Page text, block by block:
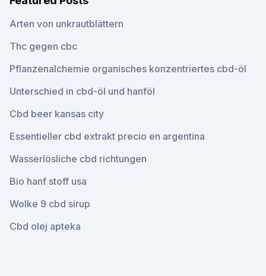
Arten von unkrautblättern
Thc gegen cbc
Pflanzenalchemie organisches konzentriertes cbd-öl
Unterschied in cbd-öl und hanföl
Cbd beer kansas city
Essentieller cbd extrakt precio en argentina
Wasserlösliche cbd richtungen
Bio hanf stoff usa
Wolke 9 cbd sirup
Cbd olej apteka